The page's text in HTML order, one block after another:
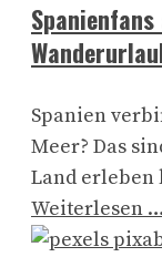
Spanien
Meer? Das
Land erleben
Weiterlesen …